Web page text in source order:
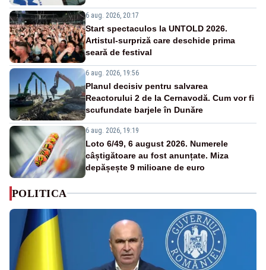
6 aug. 2026, 20:17
Start spectaculos la UNTOLD 2026.
Artistul-surpriză care deschide prima
seară de festival
6 aug. 2026, 19:56
Planul decisiv pentru salvarea
Reactorului 2 de la Cernavodă. Cum vor fi
scufundate barjele în Dunăre
6 aug. 2026, 19:19
Loto 6/49, 6 august 2026. Numerele
câștigătoare au fost anunțate. Miza
depășește 9 milioane de euro
POLITICA